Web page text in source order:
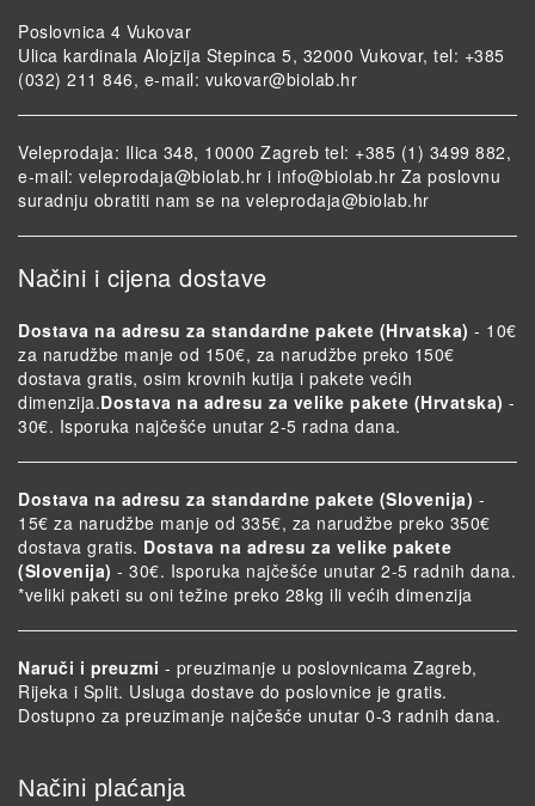
Poslovnica 4 Vukovar
Ulica kardinala Alojzija Stepinca 5, 32000 Vukovar, tel: +385
(032) 211 846, e-mail: vukovar@biolab.hr
Veleprodaja: Ilica 348, 10000 Zagreb tel: +385 (1) 3499 882,
e-mail: veleprodaja@biolab.hr i info@biolab.hr Za poslovnu
suradnju obratiti nam se na veleprodaja@biolab.hr
Načini i cijena dostave
Dostava na adresu za standardne pakete (Hrvatska) - 10€
za narudžbe manje od 150€, za narudžbe preko 150€
dostava gratis, osim krovnih kutija i pakete većih
dimenzija.Dostava na adresu za velike pakete (Hrvatska) -
30€. Isporuka najčešće unutar 2-5 radna dana.
Dostava na adresu za standardne pakete (Slovenija) -
15€ za narudžbe manje od 335€, za narudžbe preko 350€
dostava gratis. Dostava na adresu za velike pakete
(Slovenija) - 30€. Isporuka najčešće unutar 2-5 radnih dana.
*veliki paketi su oni težine preko 28kg ili većih dimenzija
Naruči i preuzmi - preuzimanje u poslovnicama Zagreb,
Rijeka i Split. Usluga dostave do poslovnice je gratis.
Dostupno za preuzimanje najčešće unutar 0-3 radnih dana.
Načini plaćanja